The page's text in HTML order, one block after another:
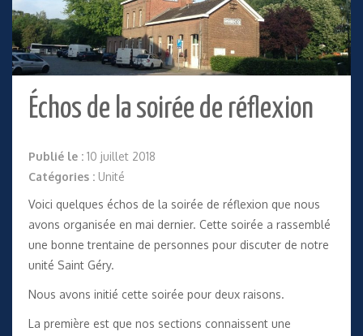
Échos de la soirée de réflexion
Publié le : 10 juillet 2018
Catégories : Unité
Voici quelques échos de la soirée de réflexion que nous
avons organisée en mai dernier. Cette soirée a rassemblé
une bonne trentaine de personnes pour discuter de notre
unité Saint Géry.
Nous avons initié cette soirée pour deux raisons.
La première est que nos sections connaissent une